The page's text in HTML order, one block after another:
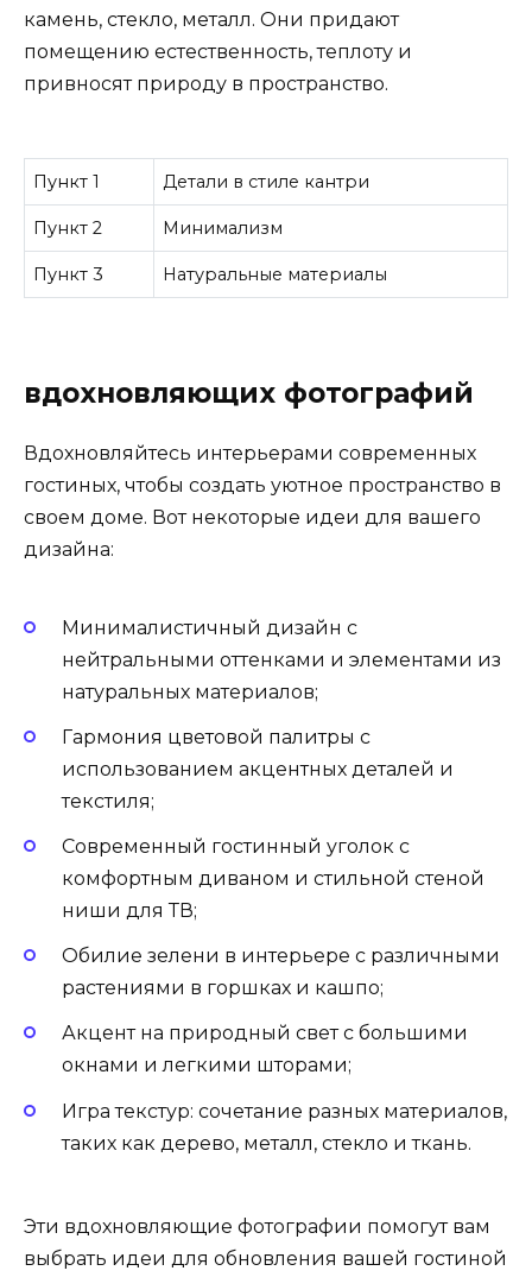
камень, стекло, металл. Они придают
помещению естественность, теплоту и
привносят природу в пространство.
Пункт 1 Детали в стиле кантри
Пункт 2 Минимализм
Пункт 3 Натуральные материалы
вдохновляющих фотографий
Вдохновляйтесь интерьерами современных
гостиных, чтобы создать уютное пространство в
своем доме. Вот некоторые идеи для вашего
дизайна:
Минималистичный дизайн с
нейтральными оттенками и элементами из
натуральных материалов;
Гармония цветовой палитры с
использованием акцентных деталей и
текстиля;
Современный гостинный уголок с
комфортным диваном и стильной стеной
ниши для ТВ;
Обилие зелени в интерьере с различными
растениями в горшках и кашпо;
Акцент на природный свет с большими
окнами и легкими шторами;
Игра текстур: сочетание разных материалов,
таких как дерево, металл, стекло и ткань.
Эти вдохновляющие фотографии помогут вам
выбрать идеи для обновления вашей гостиной